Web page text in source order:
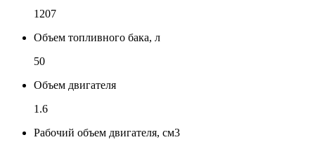
1207
Объем топливного бака, л
50
Объем двигателя
1.6
Рабочий объем двигателя, см3